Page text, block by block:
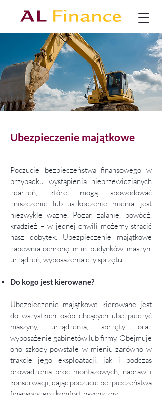
Ubezpieczenie majątkowe
Poczucie bezpieczeństwa finansowego w
przypadku wystąpienia nieprzewidzianych
zdarzeń, które mogą spowodować
zniszczenie lub uszkodzenie mienia, jest
niezwykle ważne. Pożar, zalanie, powódź,
kradzież – w jednej chwili możemy stracić
nasz dobytek. Ubezpieczenie majątkowe
zapewnia ochronę, m.in. budynków, maszyn,
urządzeń, wyposażenia czy sprzętu.
Do kogo jest kierowane?
Ubezpieczenie majątkowe kierowane jest
do wszystkich osób chcących ubezpieczyć
maszyny, urządzenia, sprzęty oraz
wyposażenie gabinetów lub firmy. Obejmuje
ono szkody powstałe w mieniu zarówno w
trakcie jego eksploatacji, jak i podczas
prowadzenia proc montażowych, napraw i
konserwacji, dając poczucie bezpieczeństwa